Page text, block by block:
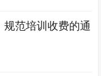
范培训收费的通